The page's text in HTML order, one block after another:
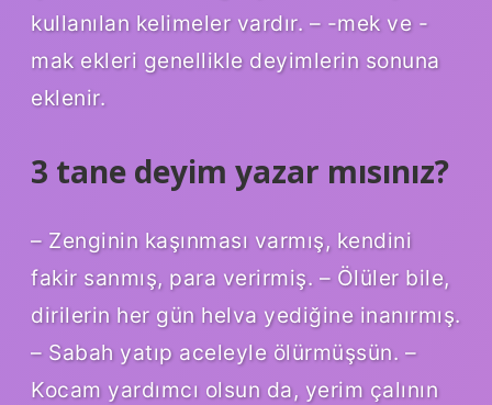
kullanılan kelimeler vardır. – -mek ve -
mak ekleri genellikle deyimlerin sonuna
eklenir.
3 tane deyim yazar mısınız?
– Zenginin kaşınması varmış, kendini
fakir sanmış, para verirmiş. – Ölüler bile,
dirilerin her gün helva yediğine inanırmış.
– Sabah yatıp aceleyle ölürmüşsün. –
Kocam yardımcı olsun da, yerim çalının